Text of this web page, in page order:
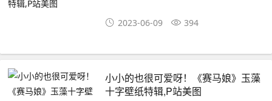
2023-06-09 394
小小的也很可爱呀！《赛马娘》玉藻
十字壁纸特辑,P站美图